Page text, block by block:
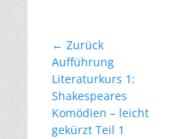
Beitragsnavigation
← Zurück
Vorheriger
Beitrag:
Aufführung
Literaturkurs 1:
Shakespeares
Komödien – leicht
gekürzt Teil 1